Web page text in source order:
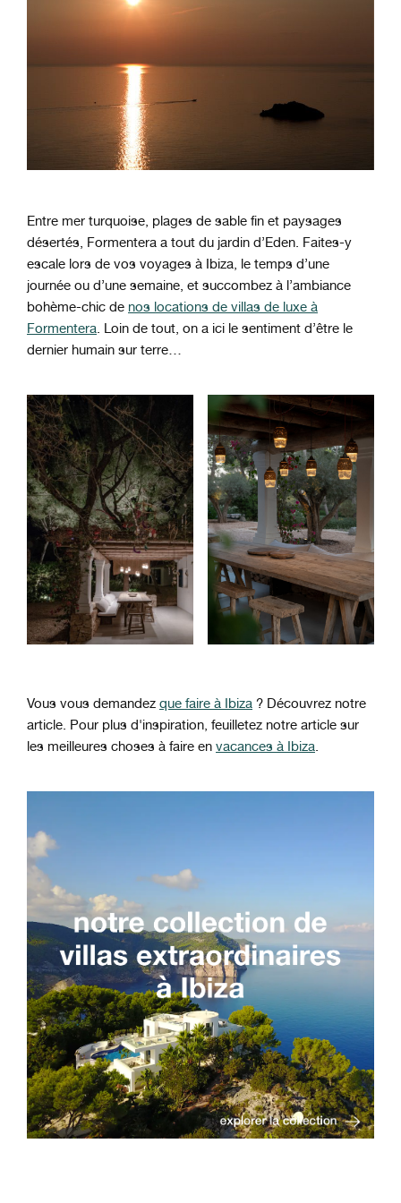
Entre mer turquoise, plages de sable fin et paysages
désertés, Formentera a tout du jardin d’Eden. Faites-y
escale lors de vos voyages à Ibiza, le temps d’une
journée ou d’une semaine, et succombez à l’ambiance
bohème-chic de nos locations de villas de luxe à
Formentera. Loin de tout, on a ici le sentiment d’être le
dernier humain sur terre…
Vous vous demandez que faire à Ibiza ? Découvrez notre
article. Pour plus d'inspiration, feuilletez notre article sur
les meilleures choses à faire en vacances à Ibiza.